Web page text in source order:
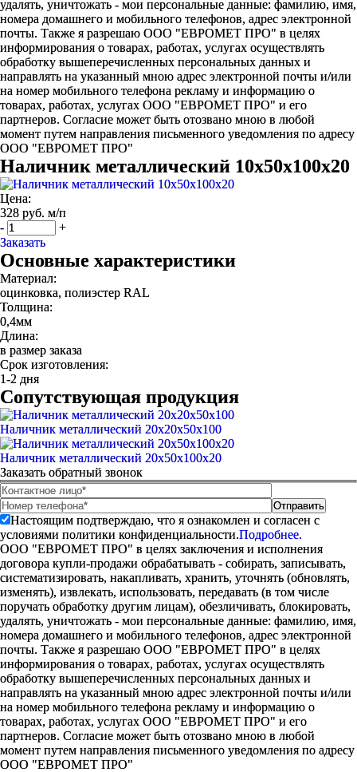
удалять, уничтожать - мои персональные данные: фамилию, имя,
номера домашнего и мобильного телефонов, адрес электронной
почты. Также я разрешаю ООО "ЕВРОМЕТ ПРО" в целях
информирования о товарах, работах, услугах осуществлять
обработку вышеперечисленных персональных данных и
направлять на указанный мною адрес электронной почты и/или
на номер мобильного телефона рекламу и информацию о
товарах, работах, услугах ООО "ЕВРОМЕТ ПРО" и его
партнеров. Согласие может быть отозвано мною в любой
момент путем направления письменного уведомления по адресу
ООО "ЕВРОМЕТ ПРО"
Наличник металлический 10х50х100х20
Цена:
328 руб. м/п
-
+
Заказать
Основные характеристики
Материал:
оцинковка, полиэстер RAL
Толщина:
0,4мм
Длина:
в размер заказа
Срок изготовления:
1-2 дня
Сопутствующая продукция
Наличник металлический 20х20х50х100
Наличник металлический 20х50х100х20
Заказать обратный звонок
Настоящим подтверждаю, что я ознакомлен и согласен с
условиями политики конфиденциальности.Подробнее.
ООО "ЕВРОМЕТ ПРО" в целях заключения и исполнения
договора купли-продажи обрабатывать - собирать, записывать,
систематизировать, накапливать, хранить, уточнять (обновлять,
изменять), извлекать, использовать, передавать (в том числе
поручать обработку другим лицам), обезличивать, блокировать,
удалять, уничтожать - мои персональные данные: фамилию, имя,
номера домашнего и мобильного телефонов, адрес электронной
почты. Также я разрешаю ООО "ЕВРОМЕТ ПРО" в целях
информирования о товарах, работах, услугах осуществлять
обработку вышеперечисленных персональных данных и
направлять на указанный мною адрес электронной почты и/или
на номер мобильного телефона рекламу и информацию о
товарах, работах, услугах ООО "ЕВРОМЕТ ПРО" и его
партнеров. Согласие может быть отозвано мною в любой
момент путем направления письменного уведомления по адресу
ООО "ЕВРОМЕТ ПРО"